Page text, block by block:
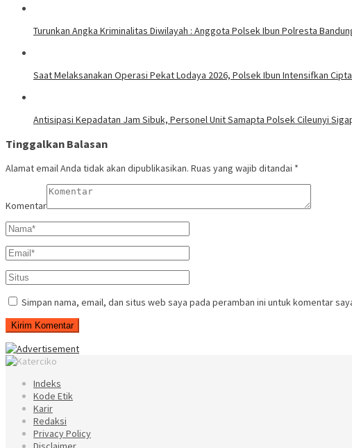
Turunkan Angka Kriminalitas Diwilayah : Anggota Polsek Ibun Polresta
Saat Melaksanakan Operasi Pekat Lodaya 2026, Polsek Ibun Intensifkan
Antisipasi Kepadatan Jam Sibuk, Personel Unit Samapta Polsek Cileunyi
Tinggalkan Balasan
Alamat email Anda tidak akan dipublikasikan. Ruas yang wajib ditandai *
Komentar
Simpan nama, email, dan situs web saya pada peramban ini untuk komentar
Indeks
Kode Etik
Karir
Redaksi
Privacy Policy